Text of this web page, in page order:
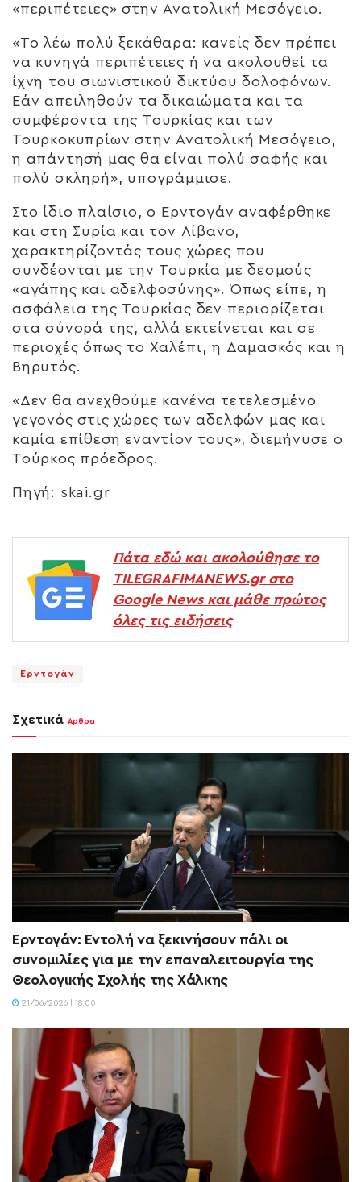
«περιπέτειες» στην Ανατολική Μεσόγειο.
«Το λέω πολύ ξεκάθαρα: κανείς δεν πρέπει
να κυνηγά περιπέτειες ή να ακολουθεί τα
ίχνη του σιωνιστικού δικτύου δολοφόνων.
Εάν απειληθούν τα δικαιώματα και τα
συμφέροντα της Τουρκίας και των
Τουρκοκυπρίων στην Ανατολική Μεσόγειο,
η απάντησή μας θα είναι πολύ σαφής και
πολύ σκληρή», υπογράμμισε.
Στο ίδιο πλαίσιο, ο Ερντογάν αναφέρθηκε
και στη Συρία και τον Λίβανο,
χαρακτηρίζοντάς τους χώρες που
συνδέονται με την Τουρκία με δεσμούς
«αγάπης και αδελφοσύνης». Όπως είπε, η
ασφάλεια της Τουρκίας δεν περιορίζεται
στα σύνορά της, αλλά εκτείνεται και σε
περιοχές όπως το Χαλέπι, η Δαμασκός και η
Βηρυτός.
«Δεν θα ανεχθούμε κανένα τετελεσμένο
γεγονός στις χώρες των αδελφών μας και
καμία επίθεση εναντίον τους», διεμήνυσε ο
Τούρκος πρόεδρος.
Πηγή: skai.gr
Πάτα εδώ και ακολούθησε το
TILEGRAFIMANEWS.gr στο
Google News και μάθε πρώτος
όλες τις ειδήσεις
Ερντογάν
Σχετικά Άρθρα
Ερντογάν: Εντολή να ξεκινήσουν πάλι οι
συνομιλίες για με την επαναλειτουργία της
Θεολογικής Σχολής της Χάλκης
21/06/2026 | 18:00